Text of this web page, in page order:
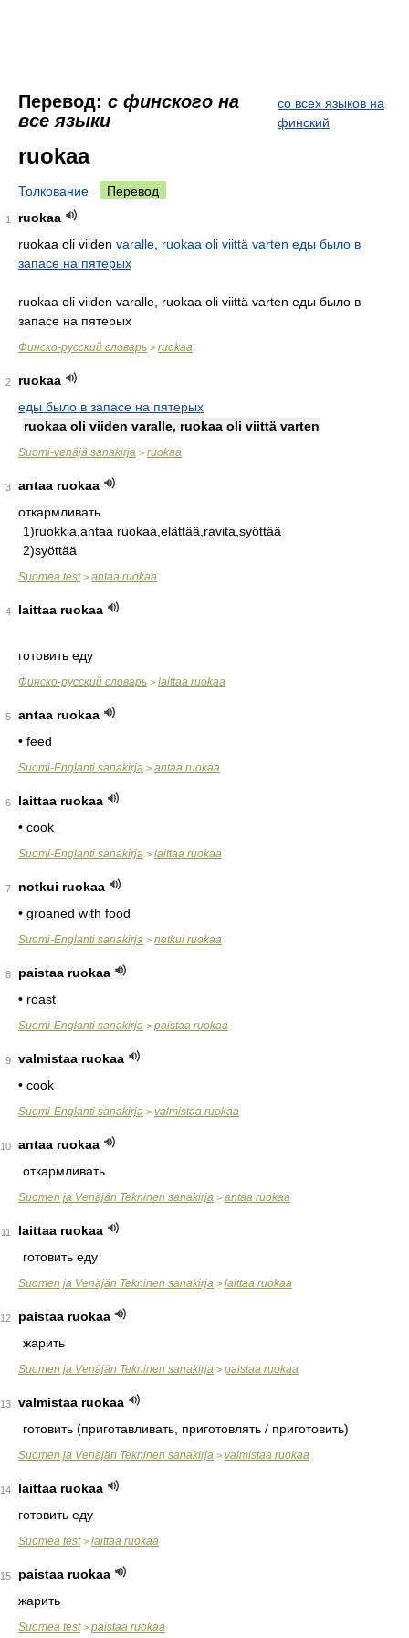
Перевод: с финского на
все языки
со всех языков на
финский
ruokaa
Толкование Перевод
1
ruokaa
ruokaa oli viiden varalle ruokaa oli viittä varten еды было в
запасе на пятерых
ruokaa oli viiden varalle, ruokaa oli viittä varten еды было в
запасе на пятерых
Финско-русский словарь > ruokaa
2
ruokaa
еды было в запасе на пятерых
ruokaa oli viiden varalle, ruokaa oli viittä varten
Suomi-venäjä sanakirja > ruokaa
3
antaa ruokaa
откармливать
1)ruokkia,antaa ruokaa,elättää,ravita,syöttää
2)syöttää
Suomea test> antaa ruokaa
4 laittaa ruokaa
готовить еду
Финско-русский словарь > laittaa ruokaa
5
antaa ruokaa
• feed
Suomi-Englanti sanakirja > antaa ruokaa
6
laittaa ruokaa
• cook
Suomi-Englanti sanakirja > laittaa ruokaa
7
notkui ruokaa
• groaned with food
Suomi-Englanti sanakirja > notkui ruokaa
8
paistaa ruokaa
• roast
Suomi-Englanti sanakirja > paistaa ruokaa
9
valmistaa ruokaa
• cook
Suomi-Englanti sanakirja > valmistaa ruokaa
10
antaa ruokaa
откармливать
Suomen ja Venäjän Tekninen sanakirja > antaa ruokaa
11
laittaa ruokaa
готовить еду
Suomen ja Venäjän Tekninen sanakirja > laittaa ruokaa
12
paistaa ruokaa
жарить
Suomen ja Venäjän Tekninen sanakirja > paistaa ruokaa
13
valmistaa ruokaa
готовить (приготавливать, приготовлять / приготовить)
Suomen ja Venäjän Tekninen sanakirja > valmistaa ruokaa
14
laittaa ruokaa
готовить еду
Suomea test> laittaa ruokaa
15
paistaa ruokaa
жарить
Suomea test> paistaa ruokaa